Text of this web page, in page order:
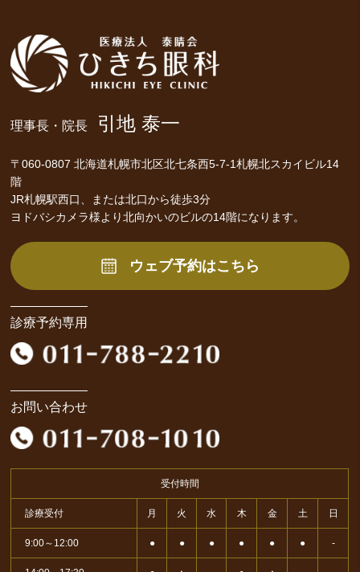
理事長・院長 引地 泰一
〒060-0807 北海道札幌市北区北七条西5-7-1札幌北スカイビル14
階
JR札幌駅西口、または北口から徒歩3分
ヨドバシカメラ様より北向かいのビルの14階になります。
ウェブ予約はこちら
診療予約専用
お問い合わせ
受付時間
診療受付 月 火 水 木 金 土 日
9:00～12:00 ● ● ● ● ● ● -